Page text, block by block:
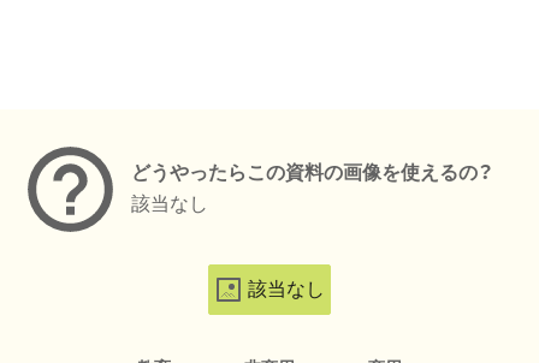
どうやったらこの資料の画像を使えるの？
該当なし
該当なし